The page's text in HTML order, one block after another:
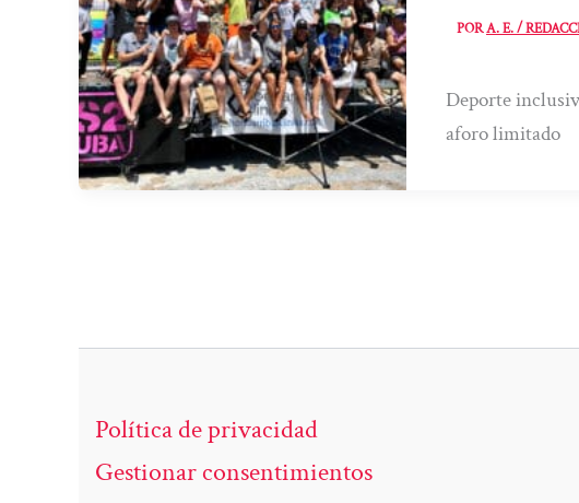
PORA. E. /
Deporte
aforo limitado
Política de privacidad
Gestionar consentimientos